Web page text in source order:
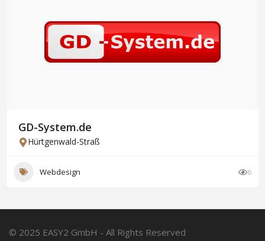
GD-System.de
Hürtgenwald-Straß
Webdesign 6
© 2025 EASY2 GmbH - All Rights Reserved